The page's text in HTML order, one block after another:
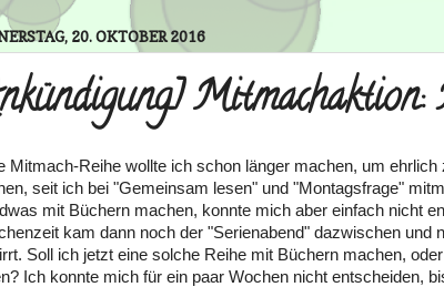
20. OKTOBER 2016
Mitmach-Reihe wollte ich schon länger machen, um ehrlich
seit ich bei "Gemeinsam lesen" und "Montagsfrage"
mit Büchern machen, konnte mich aber einfach nicht
kam dann noch der "Serienabend" dazwischen und
Soll ich jetzt eine solche Reihe mit Büchern machen,
Ich konnte mich für ein paar Wochen nicht entscheiden,